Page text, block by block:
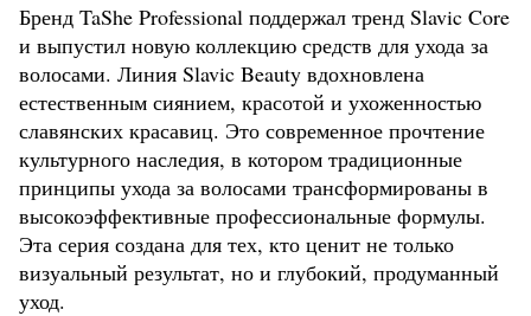
Бренд TaShe Professional поддержал тренд Slavic Core
и выпустил новую коллекцию средств для ухода за
волосами. Линия Slavic Beauty вдохновлена
естественным сиянием, красотой и ухоженностью
славянских красавиц. Это современное прочтение
культурного наследия, в котором традиционные
принципы ухода за волосами трансформированы в
высокоэффективные профессиональные формулы.
Эта серия создана для тех, кто ценит не только
визуальный результат, но и глубокий, продуманный
уход.